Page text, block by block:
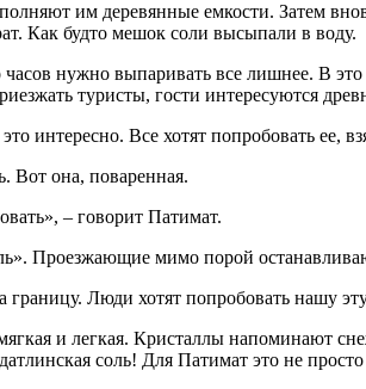
им деревянные емкости. Затем
Как будто мешок соли высыпали в воду.
нужно выпаривать все лишнее. В
туристы, гости интересуются
интересно. Все хотят попробовать ее,
Вот она, поваренная.
– говорит Патимат.
Проезжающие мимо порой
Люди хотят попробовать нашу
и легкая. Кристаллы напоминают
соль! Для Патимат это не